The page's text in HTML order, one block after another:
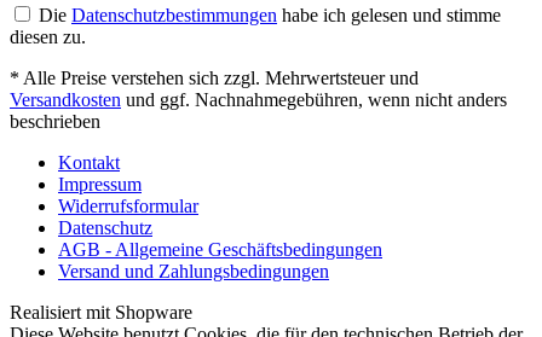
Die Datenschutzbestimmungen habe ich gelesen und stimme
diesen zu.
* Alle Preise verstehen sich zzgl. Mehrwertsteuer und
Versandkosten und ggf. Nachnahmegebühren, wenn nicht anders
beschrieben
Kontakt
Impressum
Widerrufsformular
Datenschutz
AGB - Allgemeine Geschäftsbedingungen
Versand und Zahlungsbedingungen
Realisiert mit Shopware